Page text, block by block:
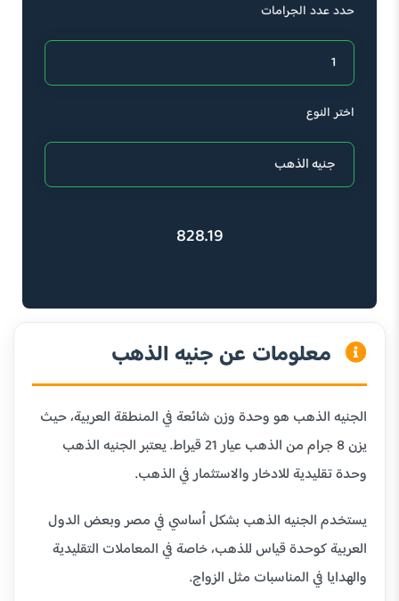
حدد عدد الجرامات
اختر النوع
828.19
معلومات عن جنيه الذهب
الجنيه الذهب هو وحدة وزن شائعة في المنطقة العربية، حيث
يزن 8 جرام من الذهب عيار 21 قيراط. يعتبر الجنيه الذهب
وحدة تقليدية للادخار والاستثمار في الذهب.
يستخدم الجنيه الذهب بشكل أساسي في مصر وبعض الدول
العربية كوحدة قياس للذهب، خاصة في المعاملات التقليدية
والهدايا في المناسبات مثل الزواج.